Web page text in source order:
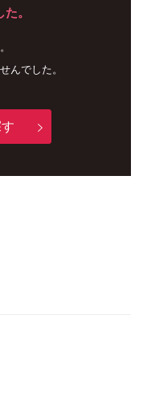
。
んでした。